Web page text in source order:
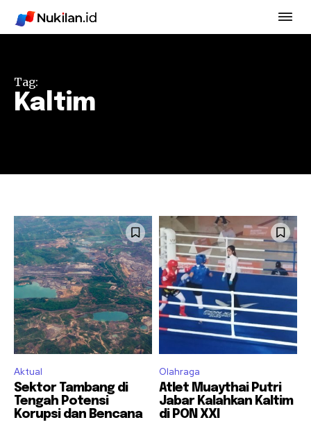
Tag:
Kaltim
Aktual
Sektor Tambang di
Tengah Potensi
Korupsi dan Bencana
Olahraga
Atlet Muaythai Putri
Jabar Kalahkan Kaltim
di PON XXI